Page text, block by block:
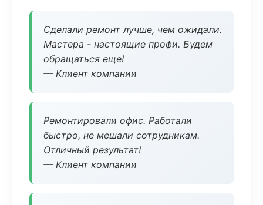
Сделали ремонт лучше, чем ожидали.
Мастера - настоящие профи. Будем
обращаться еще!
— Клиент компании
Ремонтировали офис. Работали
быстро, не мешали сотрудникам.
Отличный результат!
— Клиент компании